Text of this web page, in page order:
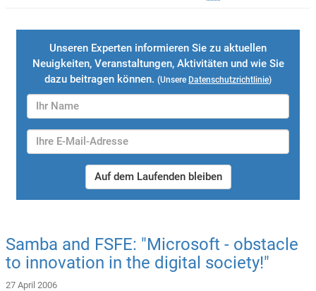
Unseren Experten informieren Sie zu aktuellen
Neuigkeiten, Veranstaltungen, Aktivitäten und wie Sie
dazu beitragen können. (Unsere Datenschutzrichtlinie)
Auf dem Laufenden bleiben
Samba and FSFE: "Microsoft - obstacle
to innovation in the digital society!"
27 April 2006